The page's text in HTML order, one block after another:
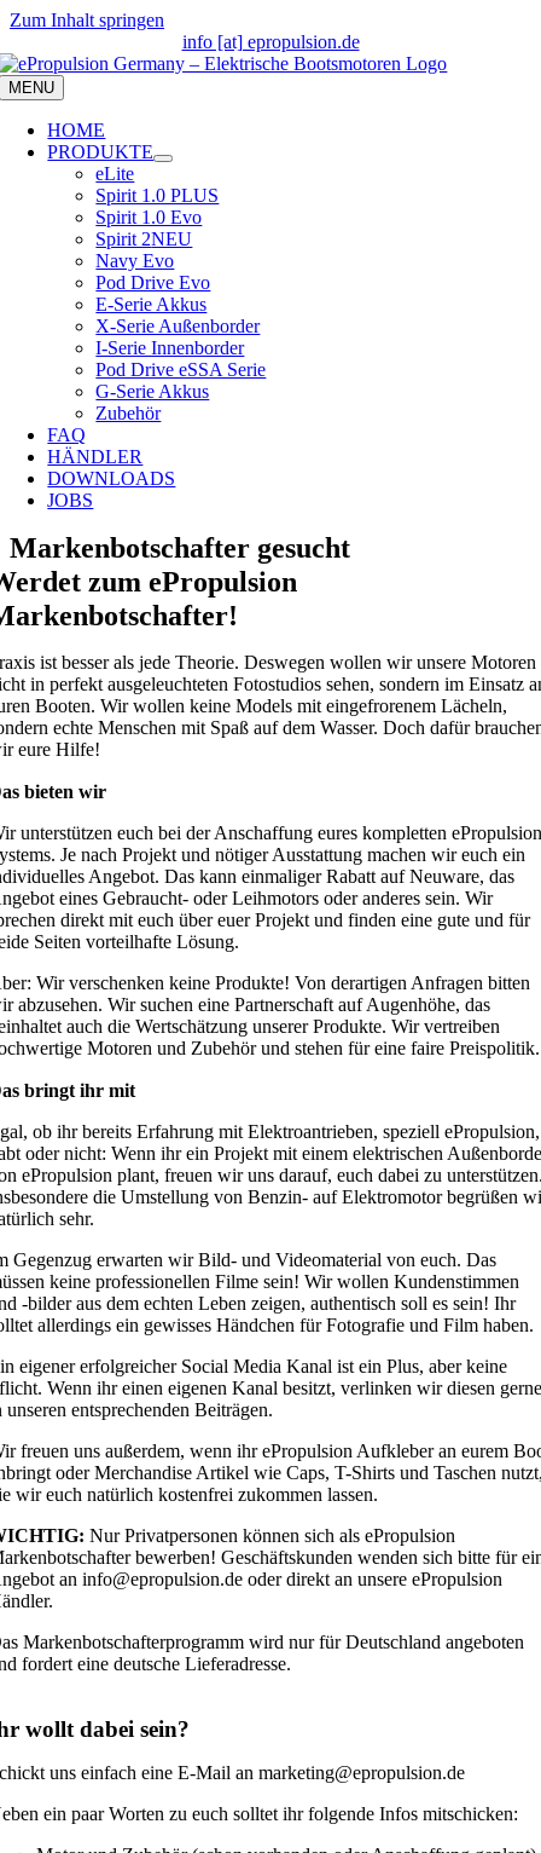
Zum Inhalt springen
info [at] epropulsion.de
MENU
HOME
PRODUKTE
eLite
Spirit 1.0 PLUS
Spirit 1.0 Evo
Spirit 2NEU
Navy Evo
Pod Drive Evo
E-Serie Akkus
X-Serie Außenborder
I-Serie Innenborder
Pod Drive eSSA Serie
G-Serie Akkus
Zubehör
FAQ
HÄNDLER
DOWNLOADS
JOBS
Markenbotschafter gesucht
zum ePropulsion
ist besser als jede Theorie. Deswegen wollen wir unsere Motoren
in perfekt ausgeleuchteten Fotostudios sehen, sondern im Einsatz
Booten. Wir wollen keine Models mit eingefrorenem Lächeln,
echte Menschen mit Spaß auf dem Wasser. Doch dafür
eure Hilfe!
bieten wir
unterstützen euch bei der Anschaffung eures kompletten
Je nach Projekt und nötiger Ausstattung machen wir euch ein
Angebot. Das kann einmaliger Rabatt auf Neuware, das
eines Gebraucht- oder Leihmotors oder anderes sein. Wir
direkt mit euch über euer Projekt und finden eine gute und für
Seiten vorteilhafte Lösung.
Wir verschenken keine Produkte! Von derartigen Anfragen bitten
abzusehen. Wir suchen eine Partnerschaft auf Augenhöhe, das
auch die Wertschätzung unserer Produkte. Wir vertreiben
Motoren und Zubehör und stehen für eine faire Preispolitik.
bringt ihr mit
ob ihr bereits Erfahrung mit Elektroantrieben, speziell ePropulsion,
oder nicht: Wenn ihr ein Projekt mit einem elektrischen
ePropulsion plant, freuen wir uns darauf, euch dabei zu
die Umstellung von Benzin- auf Elektromotor begrüßen
sehr.
Gegenzug erwarten wir Bild- und Videomaterial von euch. Das
keine professionellen Filme sein! Wir wollen Kundenstimmen
-bilder aus dem echten Leben zeigen, authentisch soll es sein! Ihr
allerdings ein gewisses Händchen für Fotografie und Film haben.
eigener erfolgreicher Social Media Kanal ist ein Plus, aber keine
Wenn ihr einen eigenen Kanal besitzt, verlinken wir diesen
unseren entsprechenden Beiträgen.
freuen uns außerdem, wenn ihr ePropulsion Aufkleber an eurem
oder Merchandise Artikel wie Caps, T-Shirts und Taschen
wir euch natürlich kostenfrei zukommen lassen.
Nur Privatpersonen können sich als ePropulsion
bewerben! Geschäftskunden wenden sich bitte für
an info@epropulsion.de oder direkt an unsere ePropulsion
Markenbotschafterprogramm wird nur für Deutschland angeboten
fordert eine deutsche Lieferadresse.
wollt dabei sein?
uns einfach eine E-Mail an marketing@epropulsion.de
ein paar Worten zu euch solltet ihr folgende Infos mitschicken: